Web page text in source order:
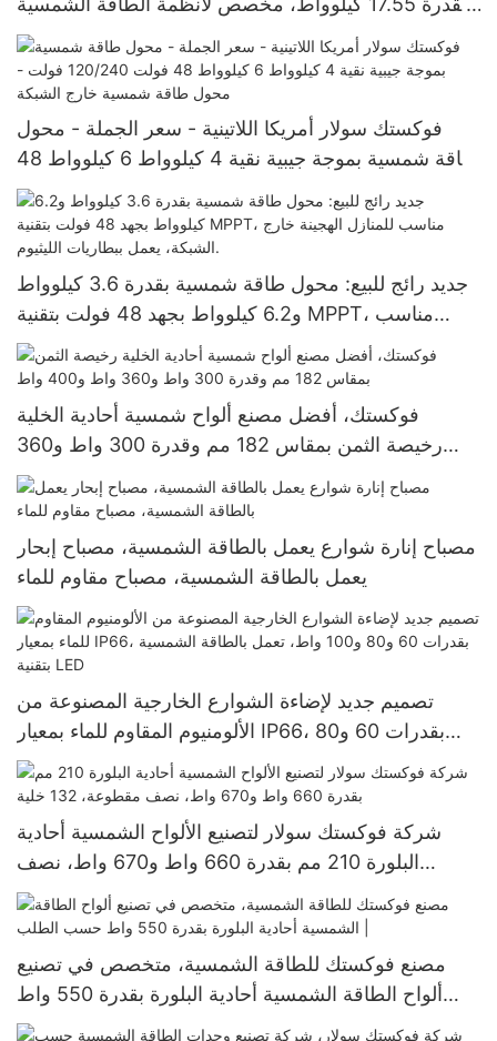
خارج الشبكة بجهد 120 فولت، ويخدم الإكوادور والبرازيل
وكولومبيا.
فوكستك سولار أمريكا اللاتينية - سعر الجملة - محول
طاقة شمسية بموجة جيبية نقية 4 كيلوواط 6 كيلوواط 48
فولت 120/240 فولت - محول طاقة شمسية خارج
الشبكة
جديد رائج للبيع: محول طاقة شمسية بقدرة 3.6 كيلوواط
و6.2 كيلوواط بجهد 48 فولت بتقنية MPPT، مناسب
فوكستك، أفضل مصنع ألواح شمسية أحادية الخلية
رخيصة الثمن بمقاس 182 مم وقدرة 300 واط و360
واط و400 واط
مصباح إنارة شوارع يعمل بالطاقة الشمسية، مصباح إبحار
يعمل بالطاقة الشمسية، مصباح مقاوم للماء
تصميم جديد لإضاءة الشوارع الخارجية المصنوعة من
الألومنيوم المقاوم للماء بمعيار IP66، بقدرات 60 و80
و100 واط، تعمل بالطاقة الشمسية بتقنية LED
شركة فوكستك سولار لتصنيع الألواح الشمسية أحادية
البلورة 210 مم بقدرة 660 واط و670 واط، نصف
مقطوعة، 132 خلية
مصنع فوكستك للطاقة الشمسية، متخصص في تصنيع
ألواح الطاقة الشمسية أحادية البلورة بقدرة 550 واط
حسب الطلب |